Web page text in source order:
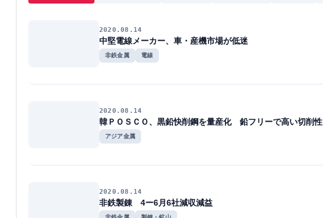
2020.08.14
中堅電線メーカー、車・産機市場が低迷
非鉄金属 電線
2020.08.14
韓ＰＯＳＣＯ、黒鉛快削鋼を量産化 鉛フリーで高い切削性
アジア金属
2020.08.14
非鉄製錬 4ー6月6社減収減益